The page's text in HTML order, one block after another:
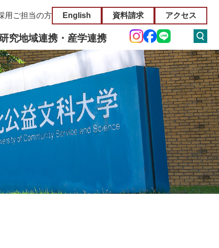
用ご担当の方 English 資料請求 アクセス
究地域連携・産学連携